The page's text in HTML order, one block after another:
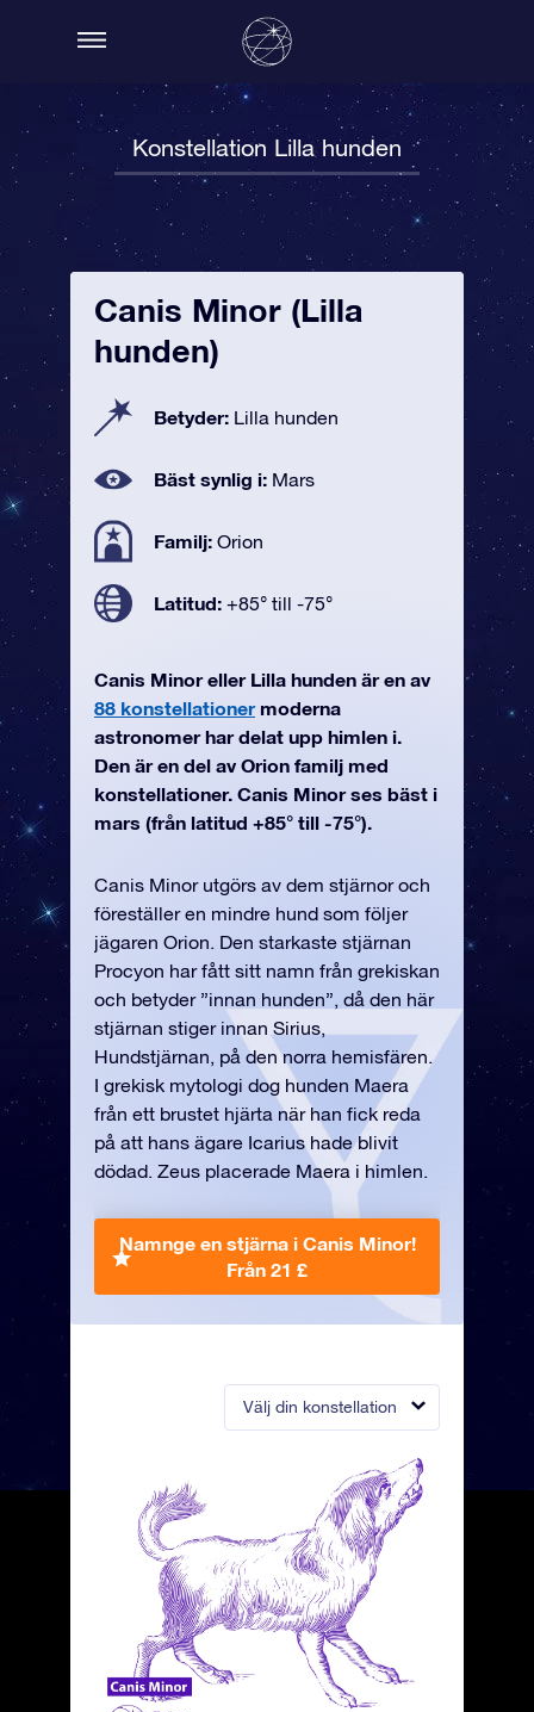
Konstellation Lilla hunden
Välj din konstellation
Canis Minor (Lilla
hunden)
Betyder: Lilla hunden
Bäst synlig i: Mars
Familj: Orion
Latitud: +85° till -75°
Canis Minor eller Lilla hunden är en av
88 konstellationermoderna
astronomer har delat upp himlen i.
Den är en del av Orion familj med
konstellationer. Canis Minor ses bäst i
mars (från latitud +85° till -75°).
Canis Minor utgörs av dem stjärnor och
föreställer en mindre hund som följer
jägaren Orion. Den starkaste stjärnan
Procyon har fått sitt namn från grekiskan
och betyder ”innan hunden”, då den här
stjärnan stiger innan Sirius,
Hundstjärnan, på den norra hemisfären.
I grekisk mytologi dog hunden Maera
från ett brustet hjärta när han fick reda
på att hans ägare Icarius hade blivit
dödad. Zeus placerade Maera i himlen.
Namnge en stjärna i Canis Minor!
Från 21 £